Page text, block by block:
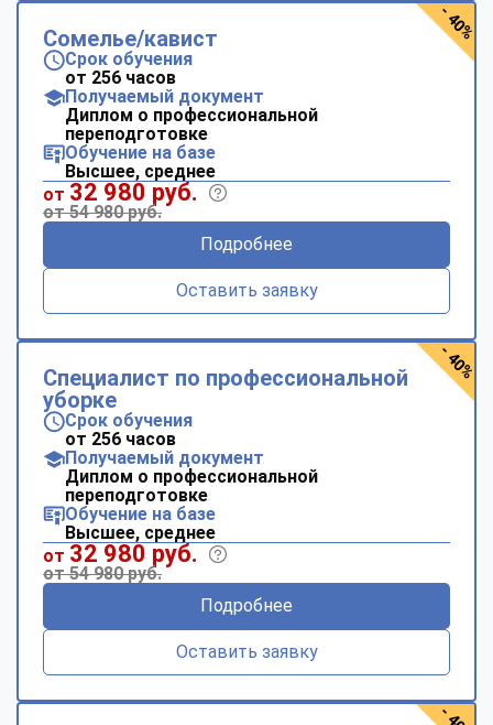
Сомелье/кавист
Срок обучения
от 256 часов
Получаемый документ
Диплом о профессиональной
переподготовке
Обучение на базе
Высшее, среднее
от 32 980 руб.
от 54 980 руб.
Подробнее
Оставить заявку
- 40%
Специалист по профессиональной
уборке
Срок обучения
от 256 часов
Получаемый документ
Диплом о профессиональной
переподготовке
Обучение на базе
Высшее, среднее
от 32 980 руб.
от 54 980 руб.
Подробнее
Оставить заявку
- 40%